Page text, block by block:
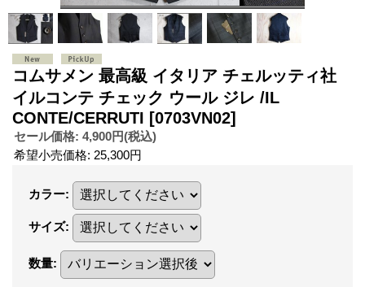
コムサメン 最高級 イタリア チェルッティ社
イルコンテ チェック ウール ジレ /IL
CONTE/CERRUTI [0703VN02]
セール価格: 4,900円(税込)
希望小売価格: 25,300円
カラー:
サイズ:
数量: